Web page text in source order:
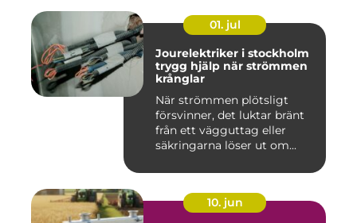
01. jul
Jourelektriker i stockholm
trygg hjälp när strömmen
krånglar
När strömmen plötsligt
försvinner, det luktar bränt
från ett vägguttag eller
säkringarna löser ut om...
10. jun